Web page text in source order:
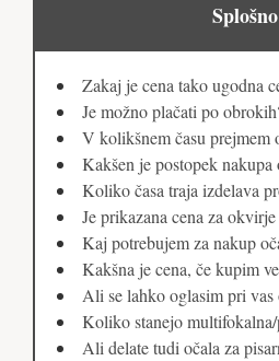
Splošno
Zakaj je cena tako ugodna
Je možno plačati po
V kolikšnem času prejmem
Kakšen je postopek nakupa
Koliko časa traja izdelava
Je prikazana cena za
Kaj potrebujem za nakup
Kakšna je cena, če kupim
Ali se lahko oglasim pri vas
Koliko stanejo
Ali delate tudi očala za